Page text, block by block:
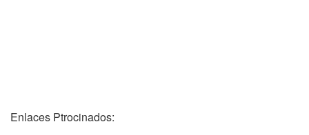
Enlaces Ptrocinados: